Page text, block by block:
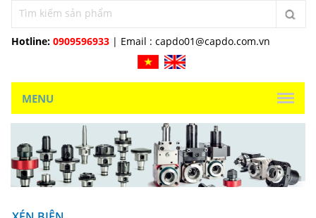
Hotline: 0909596933 | Email : capdo01@capdo.com.vn
MENU